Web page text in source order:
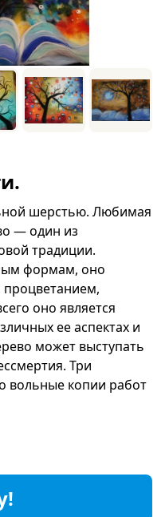
шерстью. Любимая
— один из
традиции.
формам, оно
процветанием,
оно является
ее аспектах и
может выступать
Три
вольные копии работ